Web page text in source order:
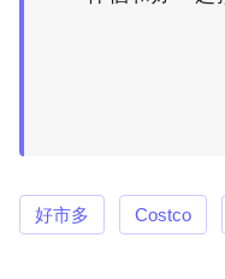
好市多 Costco